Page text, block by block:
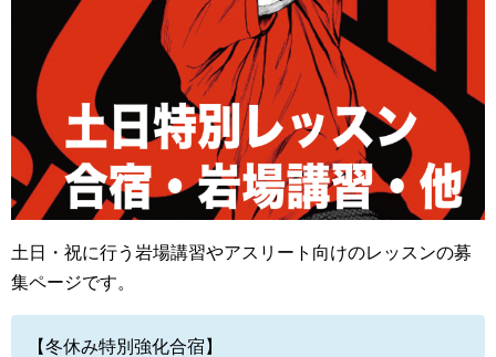
土日・祝に行う岩場講習やアスリート向けのレッスンの募
集ページです。
【冬休み特別強化合宿】